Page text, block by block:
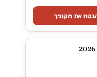
את מקומך